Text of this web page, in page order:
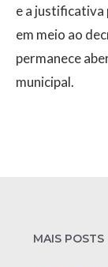
e a
em meio ao
permanece
municipal.
MAIS POSTS